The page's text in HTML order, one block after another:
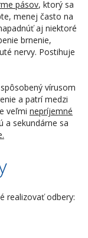
pásov, ktorý sa
menej často na
aj niektoré
brnenie,
nervy. Postihuje
vírusom
a patrí medzi
veľmi nepríjemné
a sekundárne sa
realizovať odbery: